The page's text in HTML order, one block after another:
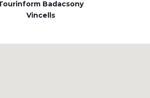
Badacsony
Vincells